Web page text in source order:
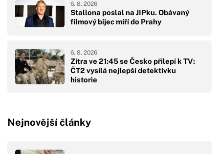
Stallona poslal na JIPku. Obávaný
filmový bijec míří do Prahy
6. 8. 2026
Zítra ve 21:45 se Česko přilepí k TV:
ČT2 vysílá nejlepší detektivku
historie
6. 8. 2026
Nejnovější články